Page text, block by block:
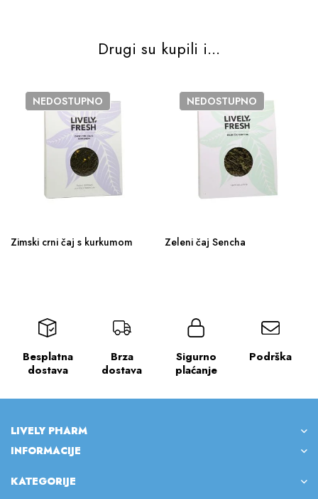
Drugi su kupili i...
NEDOSTUPNO
Zimski crni čaj s kurkumom
NEDOSTUPNO
Zeleni čaj Sencha
Besplatna
dostava
Brza
dostava
Sigurno
plaćanje
Podrška
LIVELY PHARM
INFORMACIJE
KATEGORIJE